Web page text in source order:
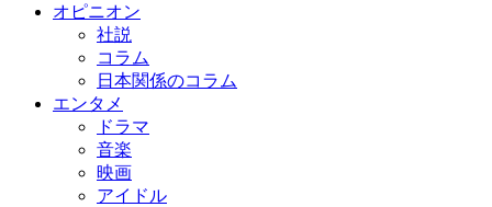
オピニオン
社説
コラム
日本関係のコラム
エンタメ
ドラマ
音楽
映画
アイドル